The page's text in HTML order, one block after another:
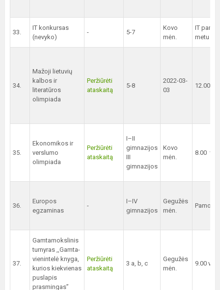
33.
IT konkursas
(nevyko)
- 5-7
Kovo
mėn.
IT
metu
34.
Mažoji lietuvių
kalbos ir
literatūros
olimpiada
Peržiūrėti
ataskaitą
5-8
2022-03-
03
12.00
35.
Ekonomikos ir
verslumo
olimpiada
Peržiūrėti
ataskaitą
I–II
gimnazijos
III
gimnazijos
Kovo
mėn.
8.00 val.
36.
Europos
egzaminas
-
I–IV
gimnazijos
Gegužės
mėn.
Pamokų
37.
Gamtamokslinis
turnyras ,,Gamta-
vienintelė knyga,
kurios kiekvienas
puslapis
prasmingas”
Peržiūrėti
ataskaitą
3 a, b, c
Gegužės
mėn.
9.00 val.